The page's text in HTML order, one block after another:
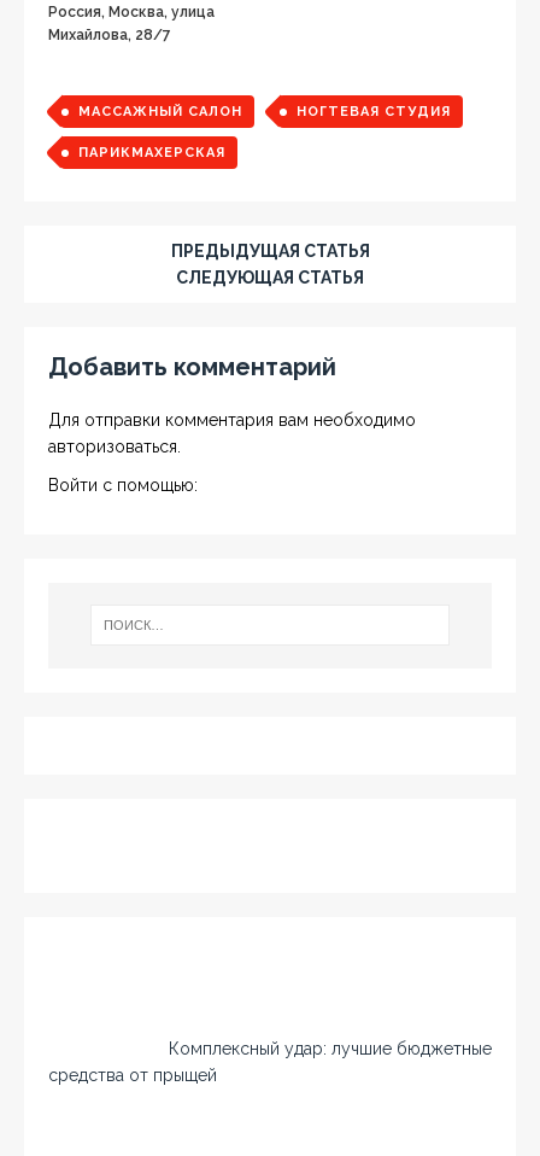
Россия, Москва, улица
Михайлова, 28/7
МАССАЖНЫЙ САЛОН НОГТЕВАЯ СТУДИЯ
ПАРИКМАХЕРСКАЯ
ПРЕДЫДУЩАЯ СТАТЬЯ
СЛЕДУЮЩАЯ СТАТЬЯ
Добавить комментарий
Для отправки комментария вам необходимо
авторизоваться
Войти с помощью:
Комплексный удар: лучшие бюджетные
средства от прыщей